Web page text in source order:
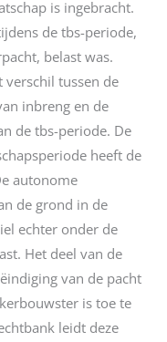
is ingebracht.
de tbs-periode,
belast was.
verschil tussen de
inbreng en de
de tbs-periode. De
heeft de
autonome
de grond in de
echter onder de
Het deel van de
van de pacht
is toe te
leidt deze